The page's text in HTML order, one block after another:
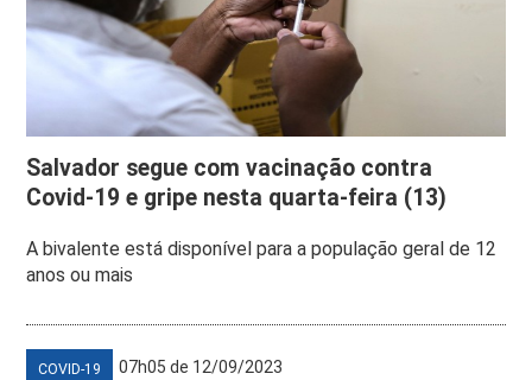
Salvador segue com vacinação contra
Covid-19 e gripe nesta quarta-feira (13)
A bivalente está disponível para a população geral de 12
anos ou mais
COVID-19 07h05 de 12/09/2023